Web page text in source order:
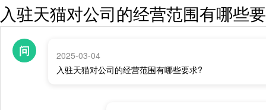
入驻天猫对公司的经营范围有哪些
问
2025-03-04
入驻天猫对公司的经营范围有哪些要求?